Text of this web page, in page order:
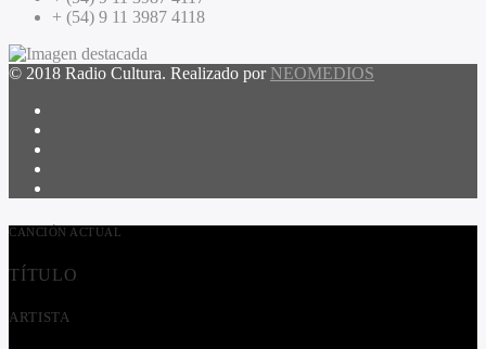
+ (54) 9 11 3987 4118
© 2018 Radio Cultura. Realizado por NEOMEDIOS
CANCIÓN ACTUAL
TÍTULO
ARTISTA